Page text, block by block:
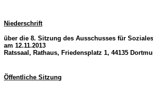
Niederschrift
über die 8. Sitzung des Ausschusses für
am 12.11.2013
Ratssaal, Rathaus, Friedensplatz 1, 44135
Öffentliche Sitzung